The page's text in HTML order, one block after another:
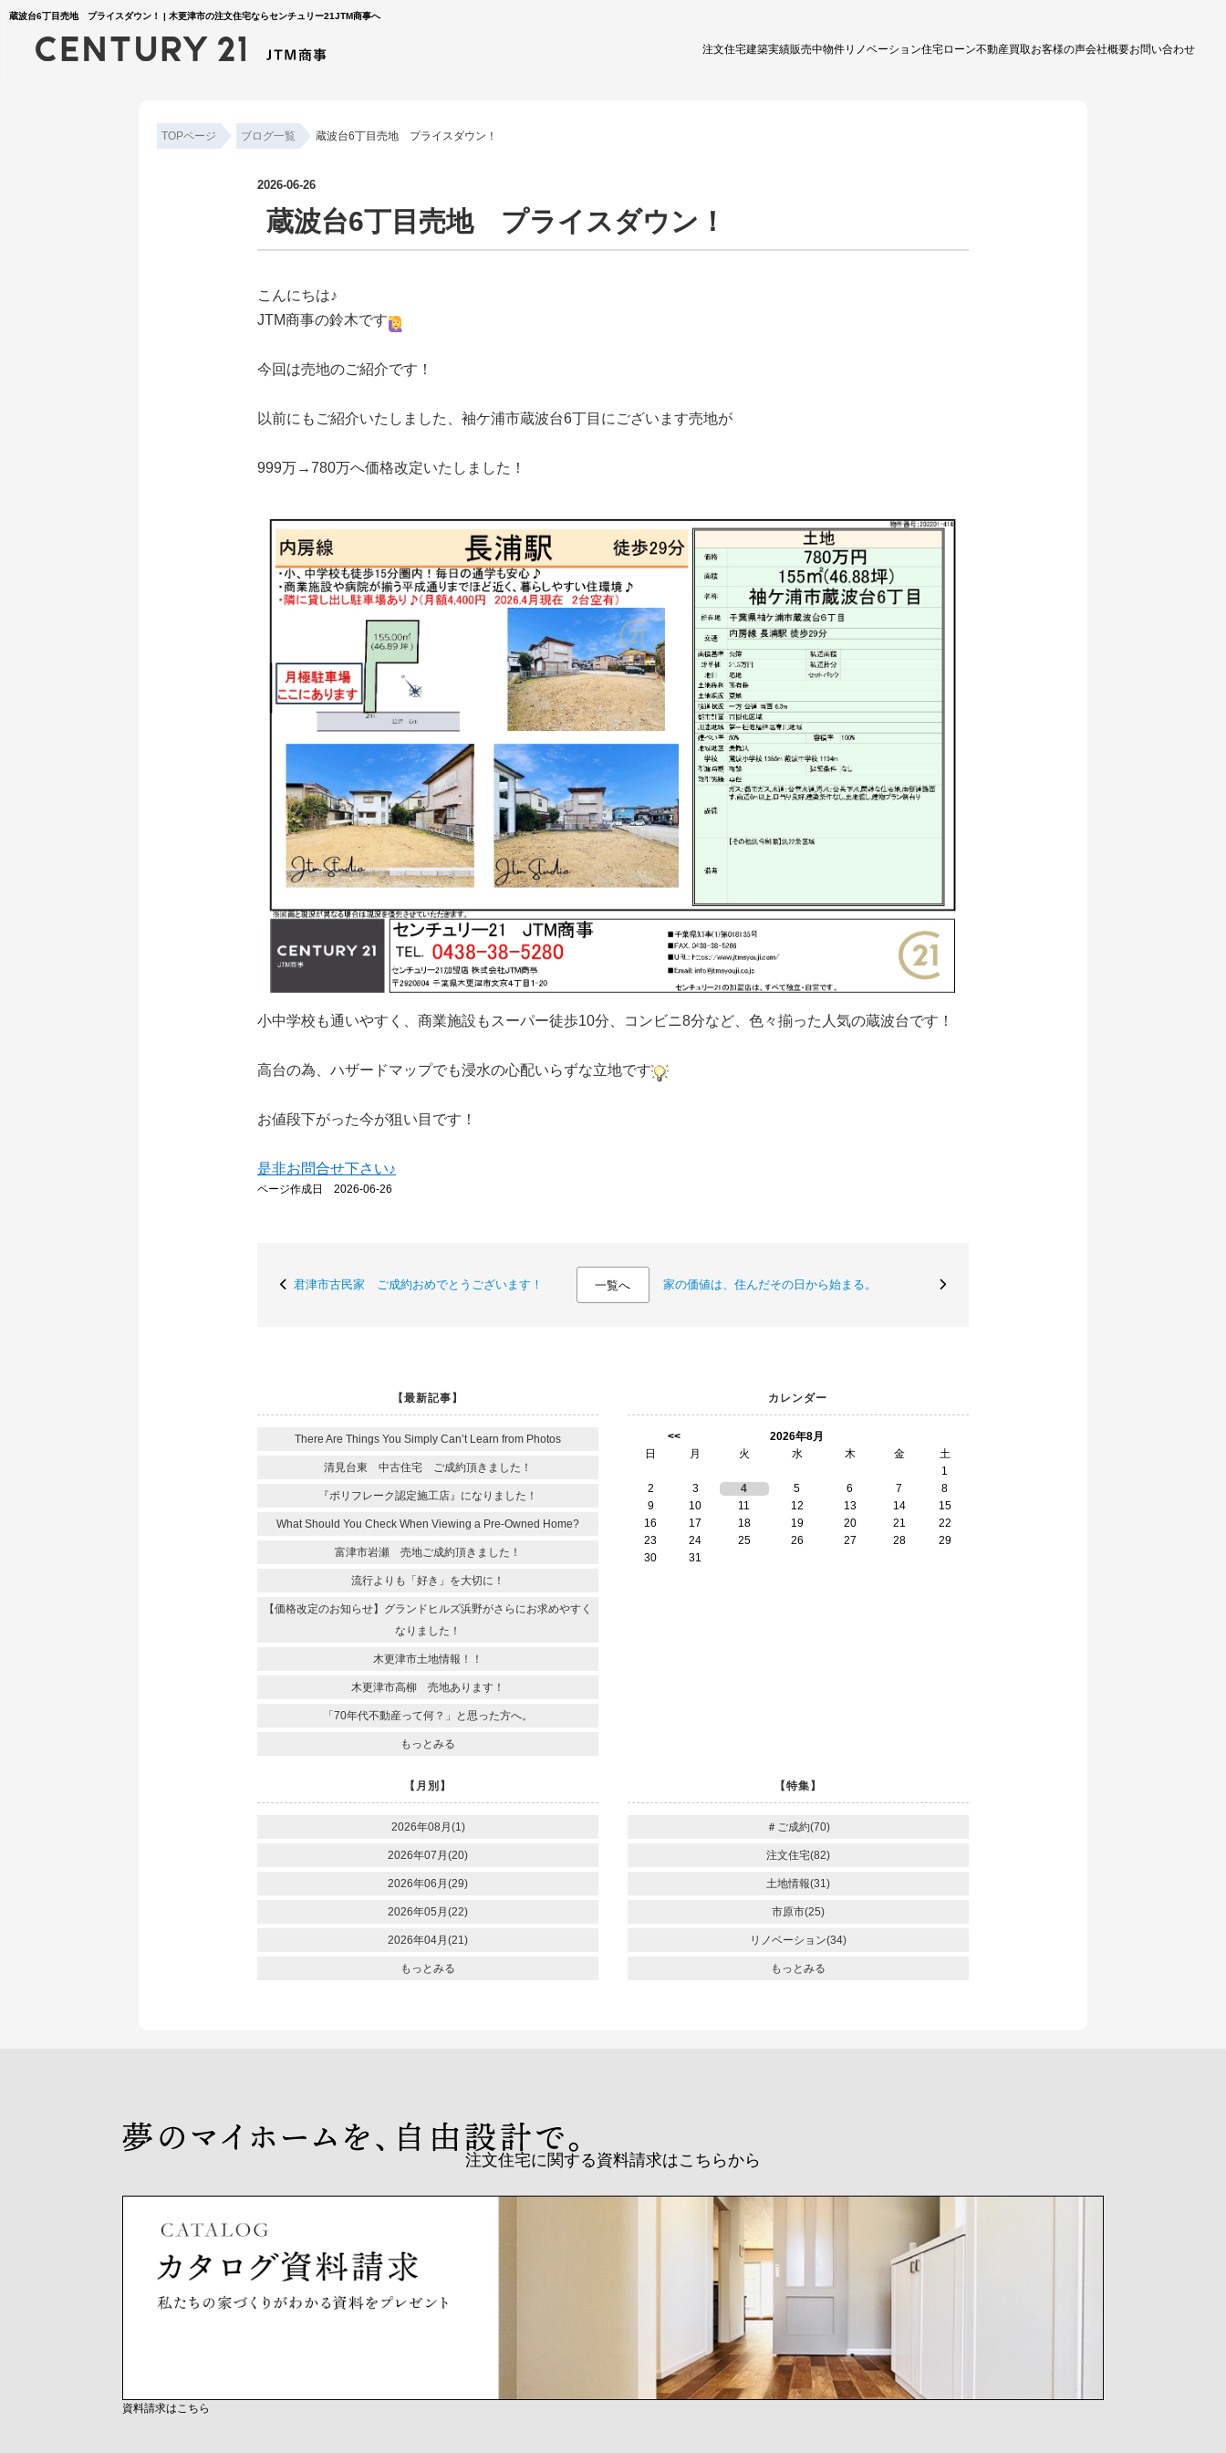
蔵波台6丁目売地 プライスダウン！ | 木更津市の注文住宅ならセンチュリー21JTM商事へ
注文住宅建築実績販売中物件リノベーション住宅ローン不動産買取お客様の声会社概要お問い合わせ
TOPページ ブログ一覧 蔵波台6丁目売地 プライスダウン！
2026-06-26
蔵波台6丁目売地 プライスダウン！
こんにちは♪
JTM商事の鈴木です
今回は売地のご紹介です！
以前にもご紹介いたしました、袖ケ浦市蔵波台6丁目にございます売地が
999万→780万へ価格改定いたしました！
小中学校も通いやすく、商業施設もスーパー徒歩10分、コンビニ8分など、色々揃った人気の蔵波台です！
高台の為、ハザードマップでも浸水の心配いらずな立地です
お値段下がった今が狙い目です！
是非お問合せ下さい♪
ページ作成日 2026-06-26
君津市古民家 ご成約おめでとうございます！ 一覧へ 家の価値は、住んだその日から始まる。
【最新記事】
There Are Things You Simply Can’t Learn from Photos
清見台東 中古住宅 ご成約頂きました！
『ポリフレーク認定施工店』になりました！
What Should You Check When Viewing a Pre-Owned Home?
富津市岩瀬 売地ご成約頂きました！
流行よりも「好き」を大切に！
【価格改定のお知らせ】グランドヒルズ浜野がさらにお求めやすく
なりました！
木更津市土地情報！！
木更津市高柳 売地あります！
「70年代不動産って何？」と思った方へ。
もっとみる
カレンダー
<<
2026年8月
日
月 火 水 木 金
土
1
2
3 4 5 6 7
8
9
10 11 12 13 14
15
16
17 18 19 20 21
22
23
24 25 26 27 28
29
30
31
【月別】
2026年08月(1)
2026年07月(20)
2026年06月(29)
2026年05月(22)
2026年04月(21)
もっとみる
【特集】
＃ご成約(70)
注文住宅(82)
土地情報(31)
市原市(25)
リノベーション(34)
もっとみる
注文住宅に関する資料請求はこちらから
資料請求はこちら